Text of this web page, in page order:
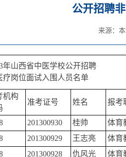
公开招聘
来源：
年山西省中医学校公开招聘
疗岗位面试入围人员名单
机构
准考证号 姓名 报考
201300930 桂帅 体育
201300929 王志亮 体育
201300928 仇风光 体育